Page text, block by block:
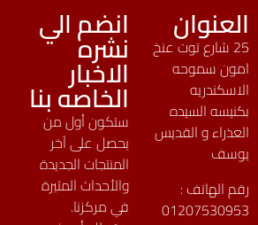
العنوان
25 شارع توت عنخ
امون سموحه
الاسكندريه
بكنيسه السيده
العذراء و القديس
يوسف
رقم الهاتف :
01207530953
انضم الي
نشره
الاخبار
الخاصه بنا
ستكون أول من
يحصل على آخر
المنتجات الجديدة
والأحداث المثيرة
في مركزنا.